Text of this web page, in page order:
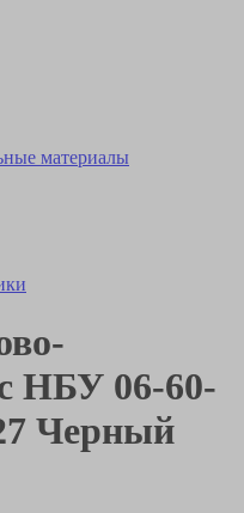
материалы
НБУ 06-60-
Черный